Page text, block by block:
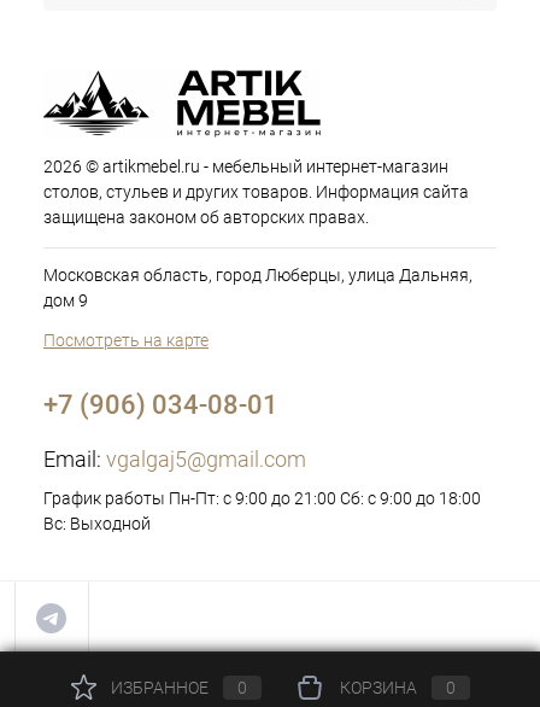
2026 © artikmebel.ru - мебельный интернет-магазин
столов, стульев и других товаров. Информация сайта
защищена законом об авторских правах.
Московская область, город Люберцы, улица Дальняя,
дом 9
Посмотреть на карте
+7 (906) 034-08-01
Email: vgalgaj5@gmail.com
График работы Пн-Пт: с 9:00 до 21:00 Сб: с 9:00 до 18:00
Вс: Выходной
ИЗБРАННОЕ 0 КОРЗИНА 0